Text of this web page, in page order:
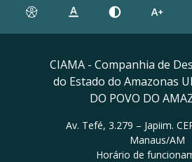
CIAMA - Companhia de
do Estado do Amazonas
DO POVO DO
Av. Tefé, 3.279 – Japiim.
Manaus/AM
Horário de